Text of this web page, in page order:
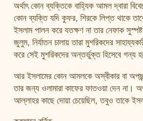
অর্থাৎ কোন ব্যক্তিকে বাহ্যিক আমল দ্বারা
কোন ব্যক্তি যদি কুফর, শিরকে লিপ্ত থাকে
ইসলাম পালন করে যতক্ষণ না তার নেফাক
জুলুম, নির্যাতন চালায় তারা মুশরিকদের
করে সেই মুশরিকদের অন্তর্ভুক্ত হিসেবে গন্য
আর ইসলামের কোন আমলকে অস্বীকার বা
তার জন্য ওলামারা কাফের ফাতওয়া দেন
আল্লাহর কাছে দোয়া চেয়েছিল, তবুও তাকে